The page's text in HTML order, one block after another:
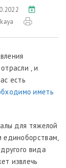
, и
есть
иметь
для тяжелой
единоборствам,
вида
извлечь